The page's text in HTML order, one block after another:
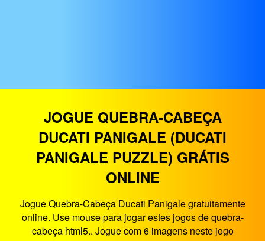
JOGUE QUEBRA-CABEÇA
DUCATI PANIGALE (DUCATI
PANIGALE PUZZLE) GRÁTIS
ONLINE
Jogue Quebra-Cabeça Ducati Panigale gratuitamente
online. Use mouse para jogar estes jogos de quebra-
cabeça html5.. Jogue com 6 imagens neste jogo